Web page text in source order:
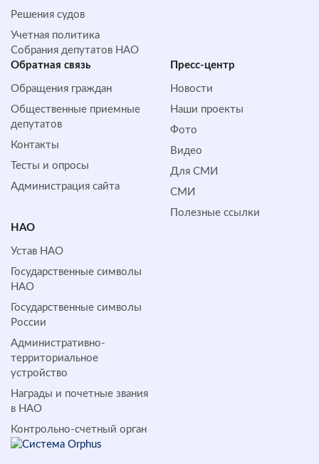
Решения судов
Учетная политика
Собрания депутатов НАО
Обратная cвязь
Обращения граждан
Общественные приемные
депутатов
Контакты
Тесты и опросы
Администрация сайта
Пресс-центр
Новости
Наши проекты
Фото
Видео
Для СМИ
СМИ
Полезные ссылки
НАО
Устав НАО
Государственные символы
НАО
Государственные символы
России
Административно-
территориальное
устройство
Награды и почетные звания
в НАО
Контрольно-счетный орган